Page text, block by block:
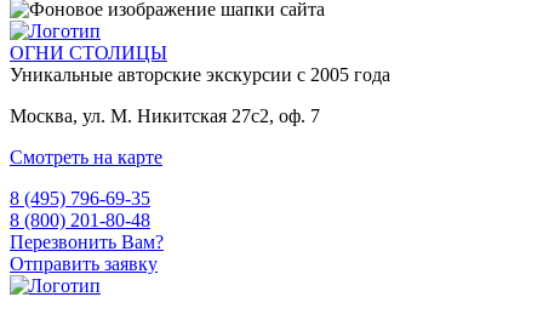
ОГНИ СТОЛИЦЫ
Уникальные авторские экскурсии с 2005 года
Москва, ул. М. Никитская 27с2, оф. 7
Смотреть на карте
8 (495) 796-69-35
8 (800) 201-80-48
Перезвонить Вам?
Отправить заявку